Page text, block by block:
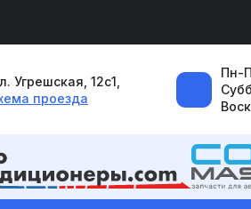
Угрешская, 12с1,
проезда
Пн-